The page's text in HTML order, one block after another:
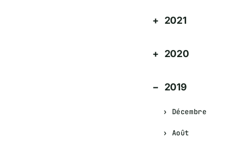
2021
2020
2019
Décembre
Août